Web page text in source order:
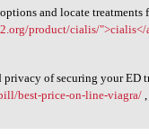
and locate treatments
product/cialis/">cialis</
privacy of securing your ED
best-price-on-line-viagra/